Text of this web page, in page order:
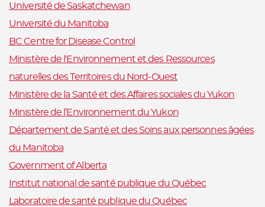
Université de Saskatchewan
Université du Manitoba
BC Centre for Disease Control
Ministère de l'Environnement et des Ressources
naturelles des Territoires du Nord-Ouest
Ministère de la Santé et des Affaires sociales du Yukon
Ministère de l’Environnement du Yukon
Département de Santé et des Soins aux personnes âgées
du Manitoba
Government of Alberta
Institut national de santé publique du Québec
Laboratoire de santé publique du Québec